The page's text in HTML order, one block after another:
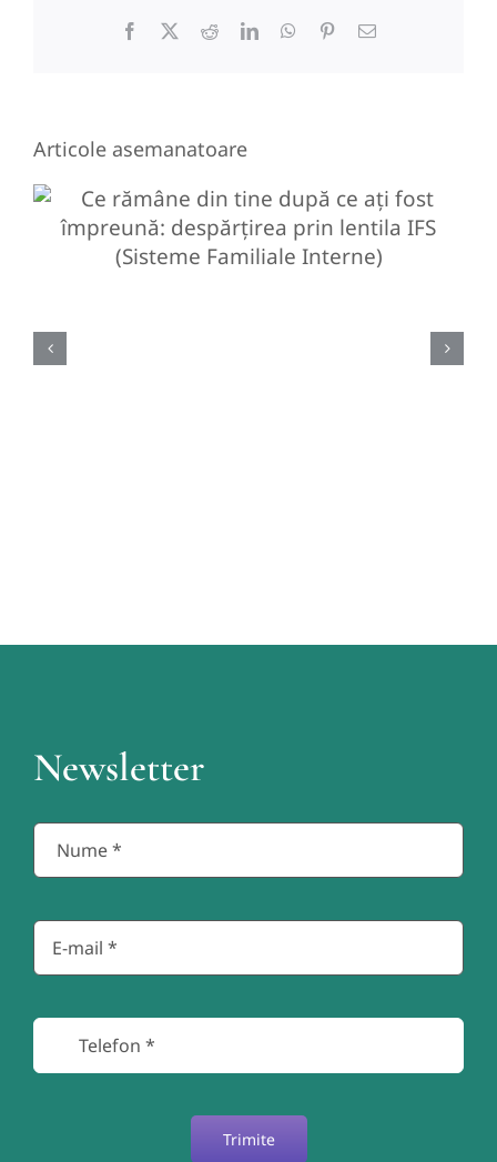
Facebook RedditLinkedInWhatsApp
Pinterest
E-
Articole asemanatoare
Ce rămâne din tine după ce
ați fost împreună: despărțirea
prin lentila IFS (Sisteme
Newsletter
Trimite